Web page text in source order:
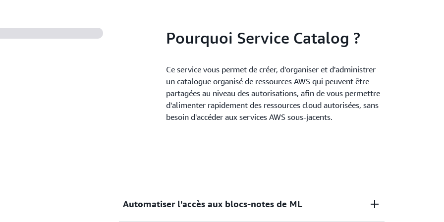
Pourquoi Service Catalog ?
Ce service vous permet de créer, d'organiser et d'administrer
un catalogue organisé de ressources AWS qui peuvent être
partagées au niveau des autorisations, afin de vous permettre
d'alimenter rapidement des ressources cloud autorisées, sans
besoin d'accéder aux services AWS sous-jacents.
Automatiser l'accès aux blocs-notes de ML